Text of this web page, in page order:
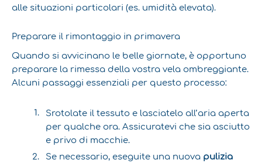
alle situazioni particolari (es. umidità elevata).
Preparare il rimontaggio in primavera
Quando si avvicinano le belle giornate, è opportuno
preparare la rimessa della vostra vela ombreggiante.
Alcuni passaggi essenziali per questo processo:
Srotolate il tessuto e lasciatelo all’aria aperta
per qualche ora. Assicuratevi che sia asciutto
e privo di macchie.
Se necessario, eseguite una nuova pulizia